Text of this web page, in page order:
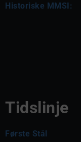
Historiske MMSI:
Tidslinje
Første Stål